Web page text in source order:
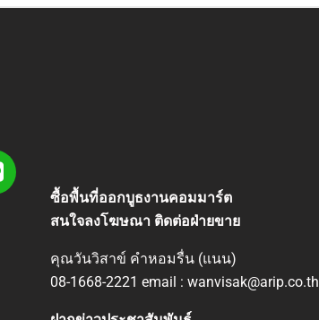
ซื้อพื้นที่ออกบูธงานคอมมาร์ต
สนใจลงโฆษณา ติดต่อฝ่ายขาย
คุณวันวิสาข์ คำหอมรื่น (แนน)
08-1668-2221 email : wanvisak@arip.co.th